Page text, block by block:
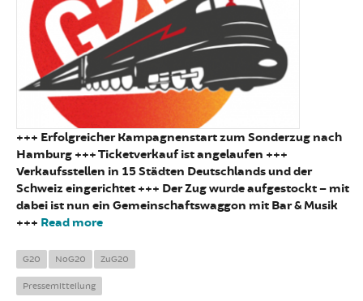
+++ Erfolgreicher Kampagnenstart zum Sonderzug nach
Hamburg +++ Ticketverkauf ist angelaufen +++
Verkaufsstellen in 15 Städten Deutschlands und der
Schweiz eingerichtet +++ Der Zug wurde aufgestockt – mit
dabei ist nun ein Gemeinschaftswaggon mit Bar & Musik
+++ Read more
G20 NoG20 ZuG20
Pressemitteilung